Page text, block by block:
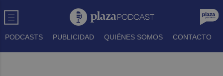
PODCASTS PUBLICIDAD QUIÉNES SOMOS CONTACTO